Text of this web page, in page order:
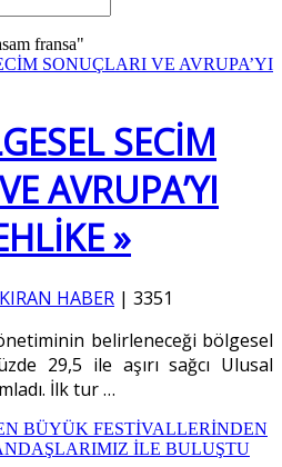
fransa"
SECİM
AVRUPA’YI
»
HABER | 3351
belirleneceği bölgesel
29,5 ile aşırı sağcı Ulusal
İlk tur…